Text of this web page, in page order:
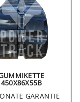
450X86X55B
GARANTIE